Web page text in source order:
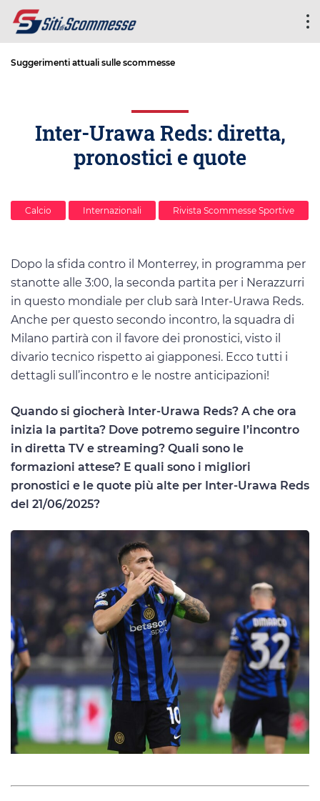
Suggerimenti attuali sulle scommesse
Inter-Urawa Reds: diretta,
pronostici e quote
Calcio Internazionali Rivista Scommesse Sportive
Dopo la sfida contro il Monterrey, in programma per
stanotte alle 3:00, la seconda partita per i Nerazzurri
in questo mondiale per club sarà Inter-Urawa Reds.
Anche per questo secondo incontro, la squadra di
Milano partirà con il favore dei pronostici, visto il
divario tecnico rispetto ai giapponesi. Ecco tutti i
dettagli sull’incontro e le nostre anticipazioni!
Quando si giocherà Inter-Urawa Reds? A che ora
inizia la partita? Dove potremo seguire l’incontro
in diretta TV e streaming? Quali sono le
formazioni attese? E quali sono i migliori
pronostici e le quote più alte per Inter-Urawa Reds
del 21/06/2025?